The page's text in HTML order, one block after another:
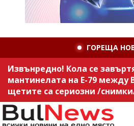
ГОРЕЩА
Извънредно! Кола се
мантинелата на Е-79 между
щетите са сериозни /